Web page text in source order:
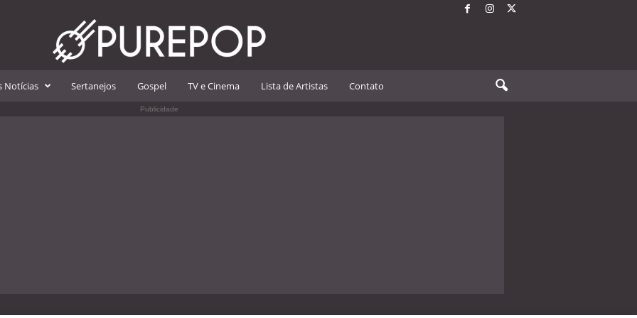
Notícias Sertanejos Gospel TV e Cinema Lista de Artistas Contato
Publicidade